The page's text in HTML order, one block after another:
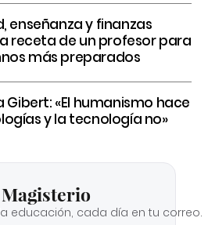
enseñanza y finanzas
receta de un profesor para
más preparados
Gibert: «El humanismo hace
y la tecnología no»
educación, cada día en tu correo.